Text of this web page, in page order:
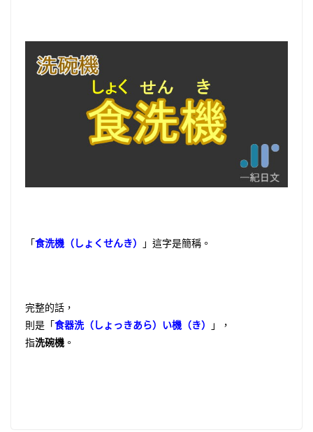
「食洗機（しょくせんき） 」這字是簡稱。
完整的話，
則是「食器洗（しょっきあら）い機（き）
」，
指洗碗機 。